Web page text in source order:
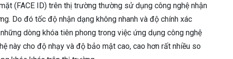
s
ố
ư
ợ
(FACE ID) trên thị trường thường sử dụng công nghệ nhận
Do đó tốc độ nhận dạng không nhanh và độ chính xác
dòng khóa tiên phong trong việc ứng dụng công nghệ
này cho độ nhạy và độ bảo mật cao, cao hơn rất nhiều so